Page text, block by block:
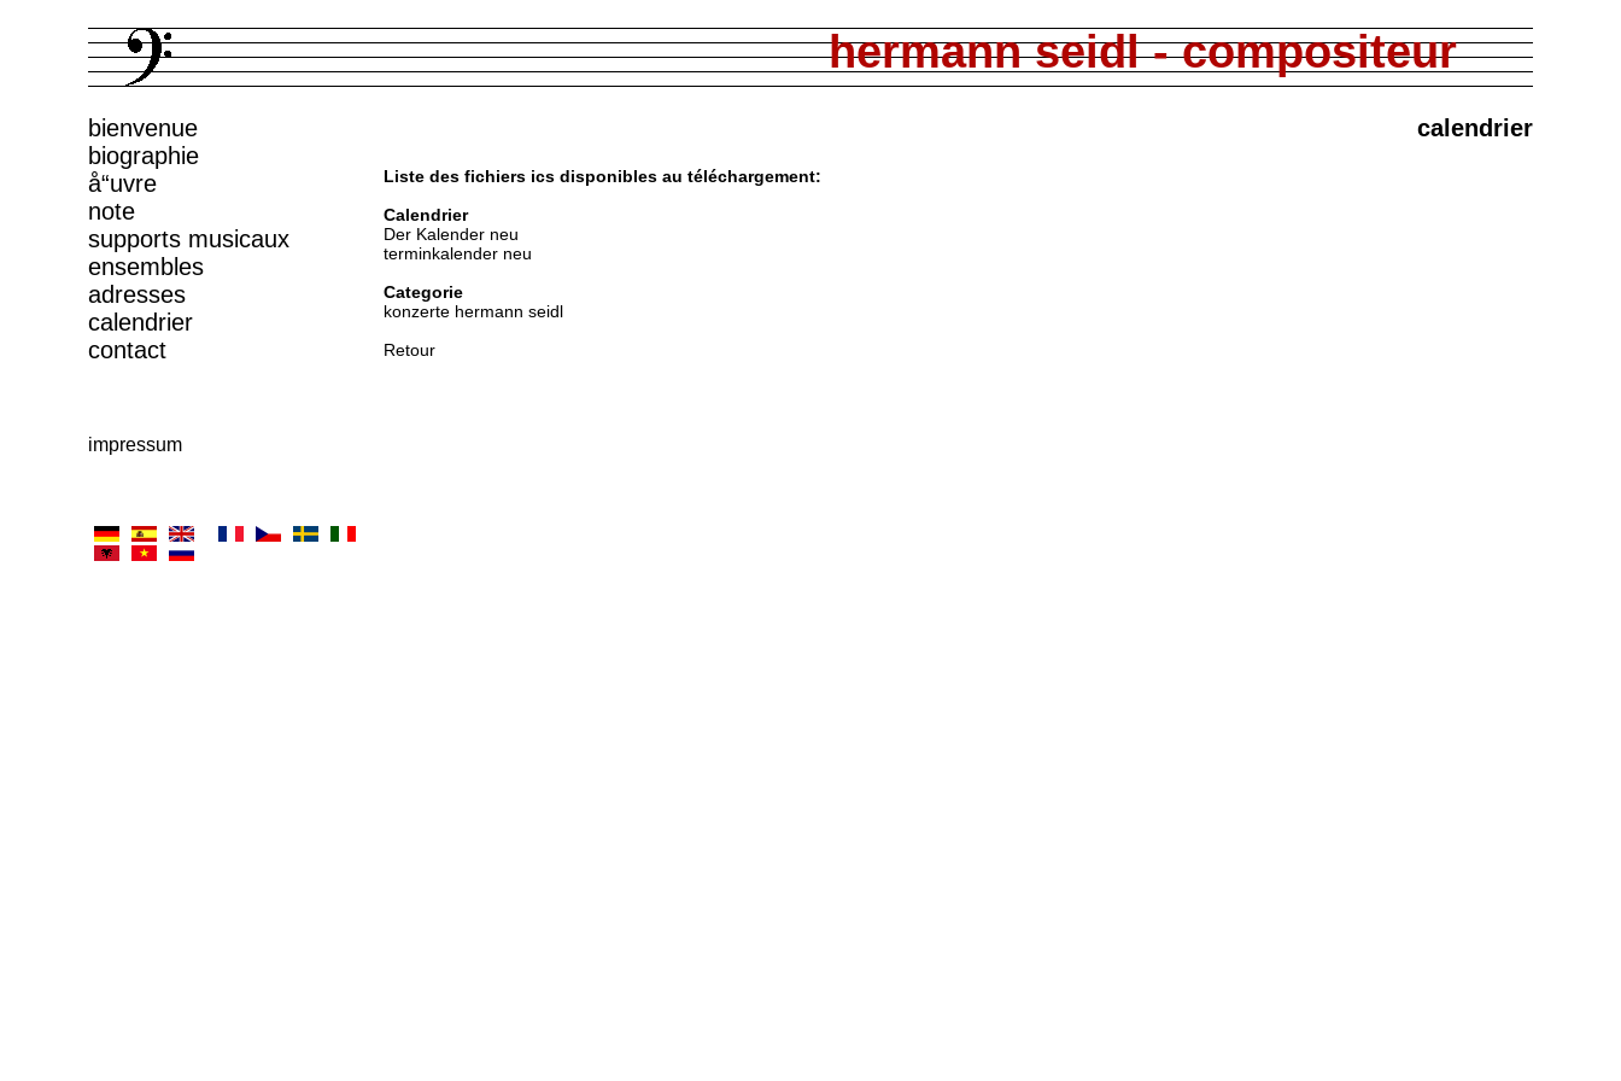
hermann seidl - compositeur
bienvenue
biographie
å“uvre
note
supports musicaux
ensembles
adresses
calendrier
contact
impressum
calendrier
Liste des fichiers ics disponibles au téléchargement:
Calendrier
Der Kalender neu
terminkalender neu
Categorie
konzerte hermann seidl
Retour